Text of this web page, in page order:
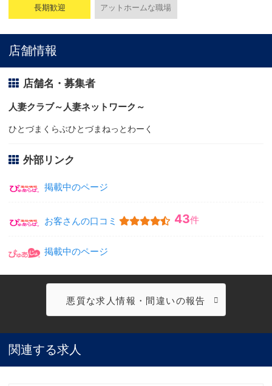
長期歓迎 アットホームな職場
店舗情報
店舗名・募集者
人妻クラブ～人妻ネットワーク～
ひとづまくらぶひとづまねっとわーく
外部リンク
掲載中のページ
お客さんの口コミ 43件
掲載中のページ
悪質な求人情報・間違いの報告
関連する求人